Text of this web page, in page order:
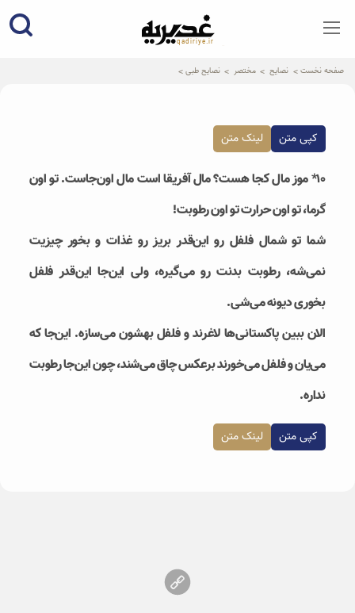
qadiriye.ir
نشریه ی غدیریه-بیانات استاد
صفحه نخست نصایح مختصر نصایح طبی
کپی متن لینک متن
۱۰* موز مال کجا هست؟ مال آفریقا است مال اون‌جاست. تو اون
گرما، تو اون حرارت تو اون رطوبت!
شما تو شمال فلفل رو این‌قدر بریز رو غذات و بخور چیزیت
نمی‌شه، رطوبت بدنت رو می‌گیره، ولی این‌جا این‌قدر فلفل
بخوری دیونه می‌شی.
الان ببین پاکستانی‌ها لاغرند و فلفل بهشون می‌سازه. این‌جا که
می‌یان و فلفل می‌خورند برعکس چاق می‌شند، چون این‌جا رطوبت
نداره.
کپی متن لینک متن